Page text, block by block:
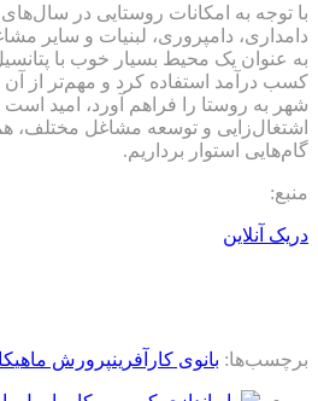
با توجه به امکانات روستایی در
دامداری، دامپروری، لبنیات و سایر
به عنوان یک محیط بسیار خوب با
کسب درآمد استفاده کرد و مهم‌تر از
شهر به روستا را فراهم آورد، امید
اشتغال‌زایی و توسعه مشاغل مختلف،
گام‌هایی استوار برداریم.
منبع:
دریک آنلاین
برچسب‌ها: بانوی کارآفرینپرورش ماهی